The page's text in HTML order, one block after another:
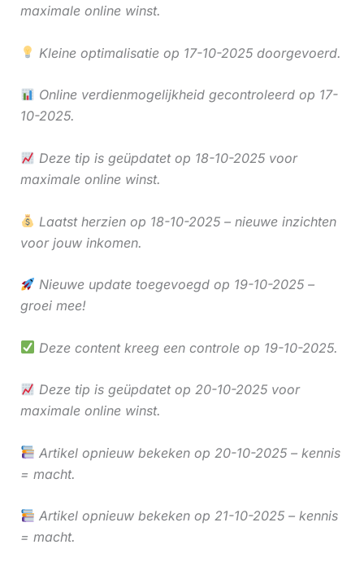
maximale online winst.
Kleine optimalisatie op 17-10-2025 doorgevoerd.
Online verdienmogelijkheid gecontroleerd op 17-
10-2025.
Deze tip is geüpdatet op 18-10-2025 voor
maximale online winst.
Laatst herzien op 18-10-2025 – nieuwe inzichten
voor jouw inkomen.
Nieuwe update toegevoegd op 19-10-2025 –
groei mee!
Deze content kreeg een controle op 19-10-2025.
Deze tip is geüpdatet op 20-10-2025 voor
maximale online winst.
Artikel opnieuw bekeken op 20-10-2025 – kennis
= macht.
Artikel opnieuw bekeken op 21-10-2025 – kennis
= macht.